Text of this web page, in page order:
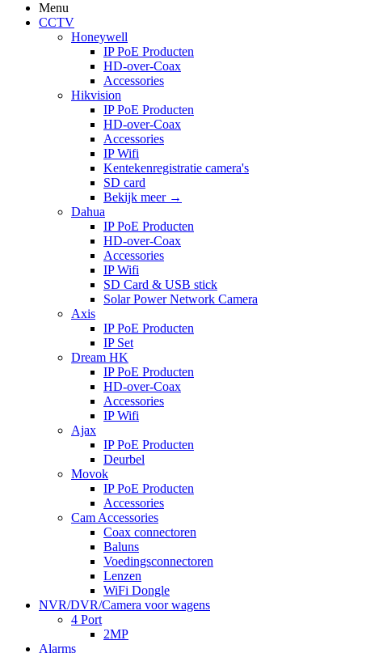
Menu
CCTV
Honeywell
IP PoE Producten
HD-over-Coax
Accessories
Hikvision
IP PoE Producten
HD-over-Coax
Accessories
IP Wifi
Kentekenregistratie camera's
SD card
Bekijk meer →
Dahua
IP PoE Producten
HD-over-Coax
Accessories
IP Wifi
SD Card & USB stick
Solar Power Network Camera
Axis
IP PoE Producten
IP Set
Dream HK
IP PoE Producten
HD-over-Coax
Accessories
IP Wifi
Ajax
IP PoE Producten
Deurbel
Movok
IP PoE Producten
Accessories
Cam Accessories
Coax connectoren
Baluns
Voedingsconnectoren
Lenzen
WiFi Dongle
NVR/DVR/Camera voor wagens
4 Port
2MP
Alarms